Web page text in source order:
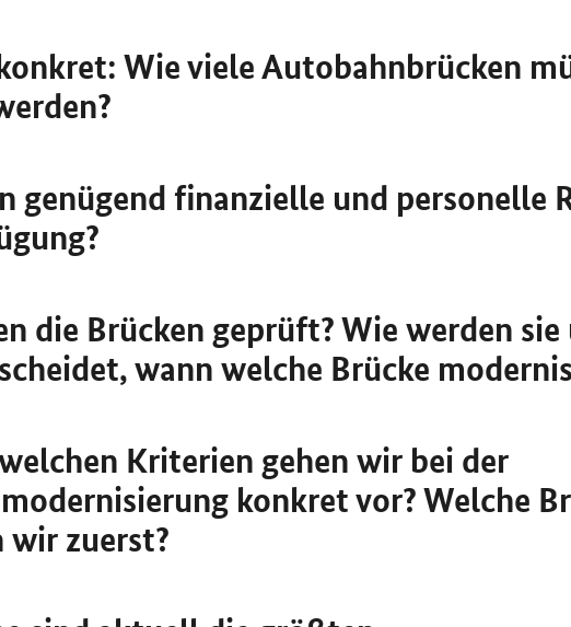
Wie viele Autobahnbrücken
genügend finanzielle und personelle
die Brücken geprüft? Wie werden
wann welche Brücke
Kriterien gehen wir bei der
konkret vor? Welche
wir zuerst?